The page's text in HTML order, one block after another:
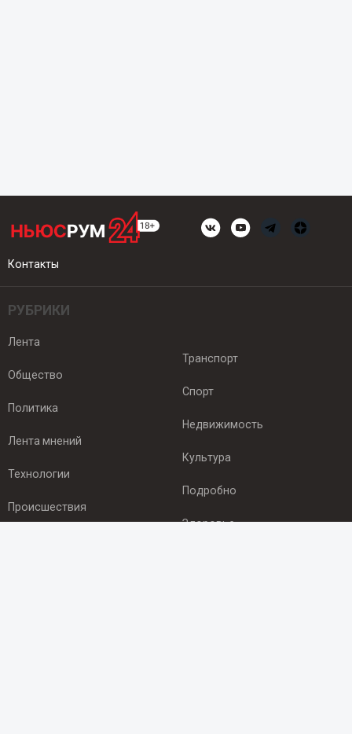
Контакты
РУБРИКИ
Лента
Общество
Политика
Лента мнений
Технологии
Происшествия
Транспорт
Спорт
Недвижимость
Культура
Подробно
Здоровье